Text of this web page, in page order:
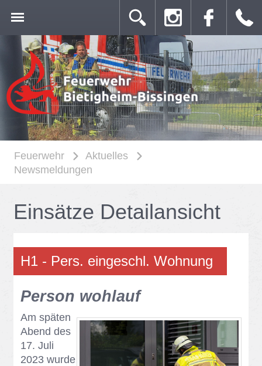
Feuerwehr
Aktuelles
Newsmeldungen
Ein­sät­ze De­tail­an­sicht
H1 - Pers. ein­ge­schl. Woh­nung
Per­son wohl­auf
Am spä­ten
Abend des
17. Juli
2023 wur­de